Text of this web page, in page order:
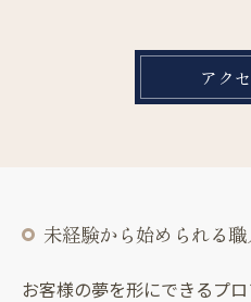
アク
未経験から始められる
お客様の夢を形にできるプ